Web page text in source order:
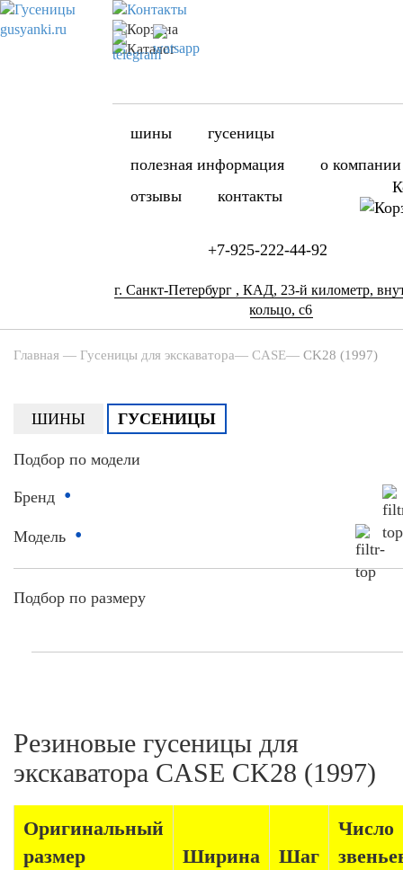
шины
гусеницы
полезная информация
о компании
отзывы
контакты
+7-925-222-44-92
г. Санкт-Петербург , КАД, 23-й километр,
кольцо, с6
Главная — Гусеницы для экскаватора— CASE— CK28 (1997)
ШИНЫ ГУСЕНИЦЫ
Подбор по модели
Бренд •
Модель •
Подбор по размеру
Резиновые гусеницы для
экскаватора CASE CK28 (1997)
Оригинальный
размер
Ширина Шаг
Число